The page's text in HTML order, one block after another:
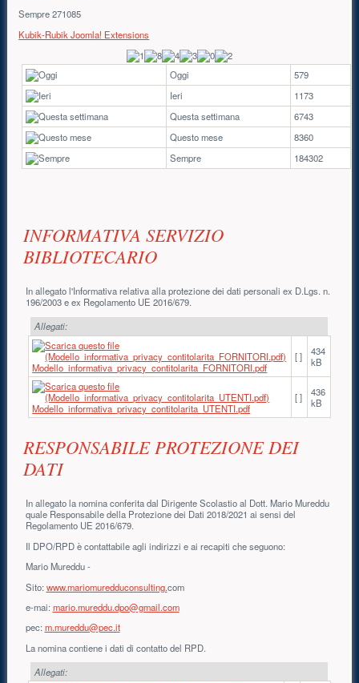
Sempre271085
Kubik-Rubik Joomla! Extensions
Oggi
579
Ieri
1173
Questa settimana
6743
Questo mese
8360
Sempre
184302
INFORMATIVA SERVIZIO
BIBLIOTECARIO
In allegato l'Informativa relativa alla protezione dei dati personali ex D.Lgs. n.
196/2003 e ex Regolamento UE 2016/679.
Allegati:
Modello_informativa_privacy_contitolarita_FORNITORI.pdf
[ ]
434
kB
Modello_informativa_privacy_contitolarita_UTENTI.pdf
[ ]
436
kB
RESPONSABILE PROTEZIONE DEI
DATI
In allegato la nomina conferita dal Dirigente Scolastio al Dott. Mario Mureddu
quale Responsabile della Protezione dei Dati 2018/2021 ai sensi del
Regolamento UE 2016/679.
Il DPO/RPD è contattabile agli indirizzi e ai recapiti che seguono:
Mario Mureddu -
Sito:www.mariomuredduconsulting.com
e-mai:mario.mureddu.dpo@gmail.com
pec:m.mureddu@pec.it
La nomina contiene i dati di contatto del RPD.
Allegati: